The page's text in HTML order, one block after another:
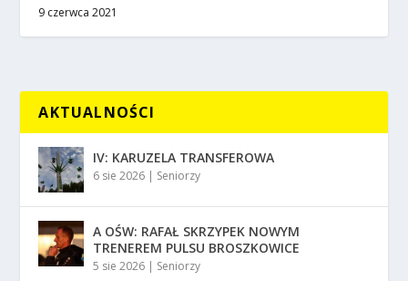
9 czerwca 2021
AKTUALNOŚCI
IV: KARUZELA TRANSFEROWA
6 sie 2026 | Seniorzy
A OŚW: RAFAŁ SKRZYPEK NOWYM
TRENEREM PULSU BROSZKOWICE
5 sie 2026 | Seniorzy